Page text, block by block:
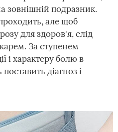
зовнішній подразник.
але щоб
для здоров'я, слід
За ступенем
і характеру болю в
діагноз і